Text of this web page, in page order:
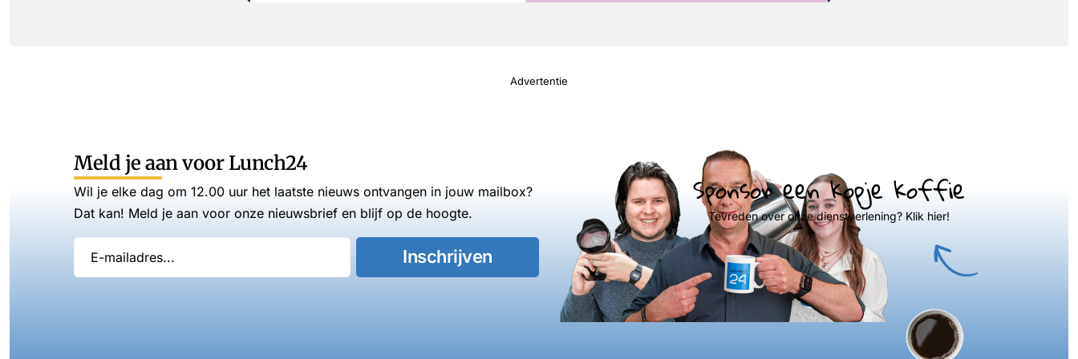
Advertentie
Meld je aan voor Lunch24
Wil je elke dag om 12.00 uur het laatste nieuws ontvangen in jouw mailbox?
Dat kan! Meld je aan voor onze nieuwsbrief en blijf op de hoogte.
Inschrijven
Sponsor een kopje koffie
Tevreden over onze dienstverlening? Klik hier!